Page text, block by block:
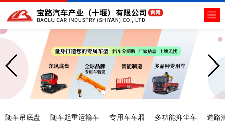
随车吊底盘 随车起重运输车 专用车车厢 多功能抑尘车 道路